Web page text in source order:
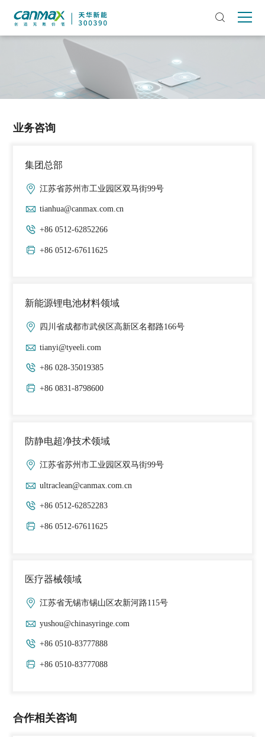
业务咨询
集团总部
江苏省苏州市工业园区双马街99号
tianhua@canmax.com.cn
+86 0512-62852266
+86 0512-67611625
新能源锂电池材料领域
四川省成都市武侯区高新区名都路166号
tianyi@tyeeli.com
+86 028-35019385
+86 0831-8798600
防静电超净技术领域
江苏省苏州市工业园区双马街99号
ultraclean@canmax.com.cn
+86 0512-62852283
+86 0512-67611625
医疗器械领域
江苏省无锡市锡山区农新河路115号
yushou@chinasyringe.com
+86 0510-83777888
+86 0510-83777088
合作相关咨询